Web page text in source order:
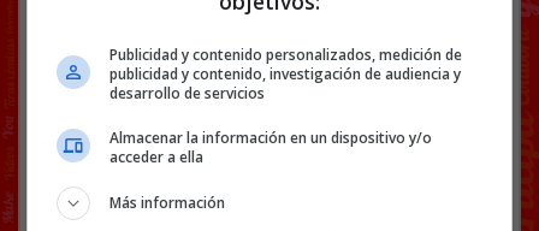
EQUITACIÓN PANTALONES VÍDEOS WTF
54 COMENTARIOS
RANDOM
Publicidad y contenido personalizados, medición de
publicidad y contenido, investigación de audiencia y
desarrollo de servicios
Almacenar la información en un dispositivo y/o
acceder a ella
Más información